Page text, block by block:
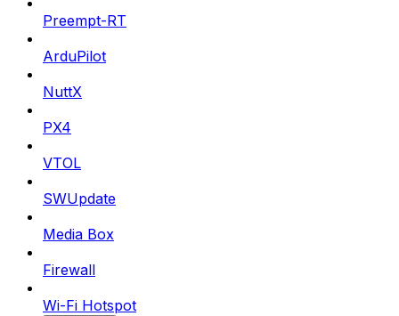
Preempt-RT
ArduPilot
NuttX
PX4
VTOL
SWUpdate
Media Box
Firewall
Wi-Fi Hotspot